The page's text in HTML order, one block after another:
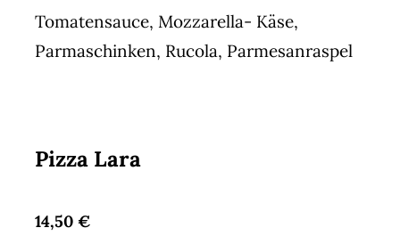
Tomatensauce, Mozzarella- Käse,
Parmaschinken, Rucola, Parmesanraspel
Pizza Lara
14,50 €